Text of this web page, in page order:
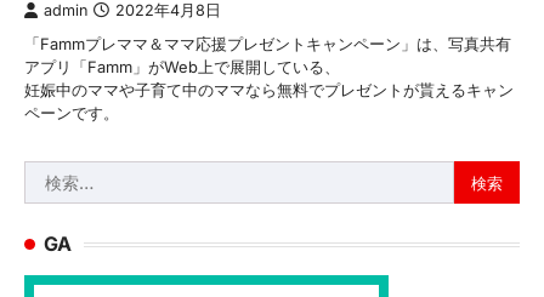
admin 2022年4月8日
「Fammプレママ＆ママ応援プレゼントキャンペーン」は、写真共有
アプリ「Famm」がWeb上で展開している、
妊娠中のママや子育て中のママなら無料でプレゼントが貰えるキャン
ペーンです。
索:
GA